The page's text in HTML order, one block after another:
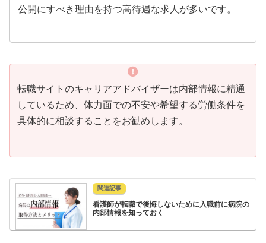
公開にすべき理由を持つ高待遇な求人が多いです。
転職サイトのキャリアアドバイザーは内部情報に精通
しているため、体力面での不安や希望する労働条件を
具体的に相談することをお勧めします。
看護師が転職で後悔しないために入職前に病院の
内部情報を知っておく